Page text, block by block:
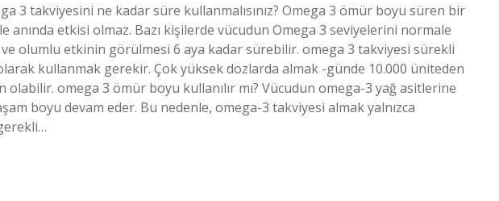
3 takviyesini ne kadar süre kullanmalısınız? Omega 3 ömür boyu süren bir
etkisi olmaz. Bazı kişilerde vücudun Omega 3 seviyelerini normale
olumlu etkinin görülmesi 6 aya kadar sürebilir. omega 3 takviyesi sürekli
kullanmak gerekir. Çok yüksek dozlarda almak -günde 10.000 üniteden
omega 3 ömür boyu kullanılır mı? Vücudun omega-3 yağ asitlerine
boyu devam eder. Bu nedenle, omega-3 takviyesi almak yalnızca